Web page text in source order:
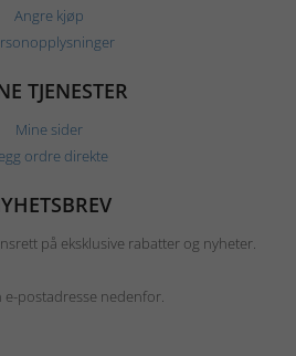
Angre kjøp
TJENESTER
Mine sider
ordre direkte
på eksklusive rabatter og nyheter.
e-postadresse nedenfor.